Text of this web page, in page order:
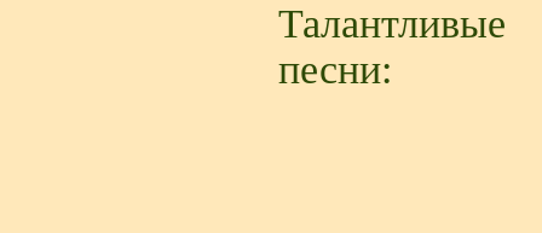
Талантливые
песни: